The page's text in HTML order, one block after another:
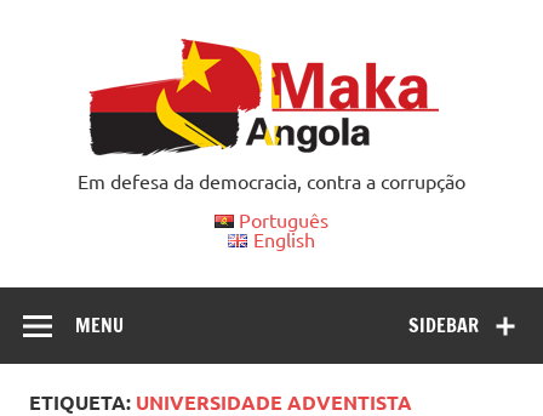
Em defesa da democracia, contra a corrupção
Português
English
SIDEBAR
MENU
ETIQUETA: UNIVERSIDADE ADVENTISTA